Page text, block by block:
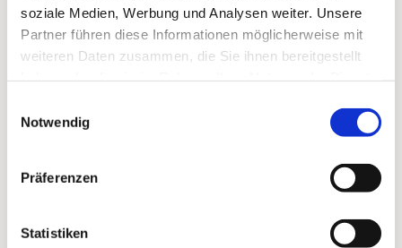
soziale Medien, Werbung und Analysen weiter. Unsere
Partner führen diese Informationen möglicherweise mit
weiteren Daten zusammen, die Sie ihnen bereitgestellt
Notwendig
Präferenzen
Statistiken
Großraum Demmin und
Altentreptow: 29./30.12; 02./03.01
Grimmen/Tribsees: 02.01.2026
Die Online-Anmeldung zum Emfpang der Sternsinger